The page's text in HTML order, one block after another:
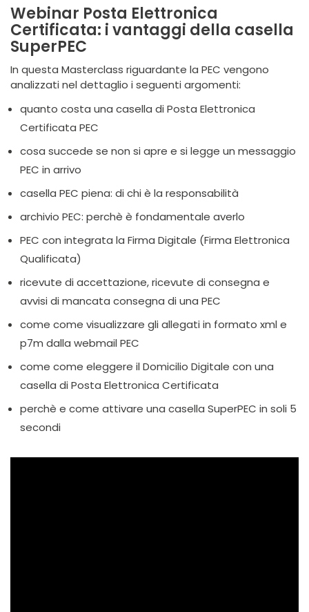
Webinar Posta Elettronica
Certificata: i vantaggi della casella
SuperPEC
In questa Masterclass riguardante la PEC vengono
analizzati nel dettaglio i seguenti argomenti:
quanto costa una casella di Posta Elettronica
Certificata PEC
cosa succede se non si apre e si legge un messaggio
PEC in arrivo
casella PEC piena: di chi è la responsabilità
archivio PEC: perchè è fondamentale averlo
PEC con integrata la Firma Digitale (Firma Elettronica
Qualificata)
ricevute di accettazione, ricevute di consegna e
avvisi di mancata consegna di una PEC
come come visualizzare gli allegati in formato xml e
p7m dalla webmail PEC
come come eleggere il Domicilio Digitale con una
casella di Posta Elettronica Certificata
perchè e come attivare una casella SuperPEC in soli 5
secondi